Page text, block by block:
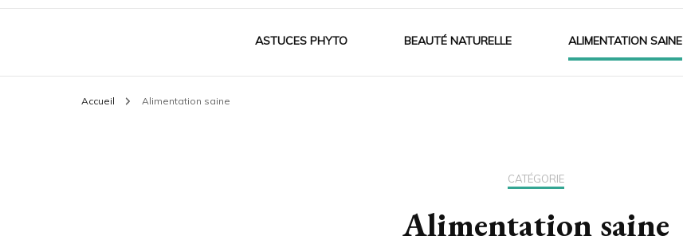
Bio santé nature
ASTUCES PHYTO BEAUTÉ NATURELLE ALIMENTATION SAINE
Accueil Alimentation saine
CATÉGORIE
Alimentation saine